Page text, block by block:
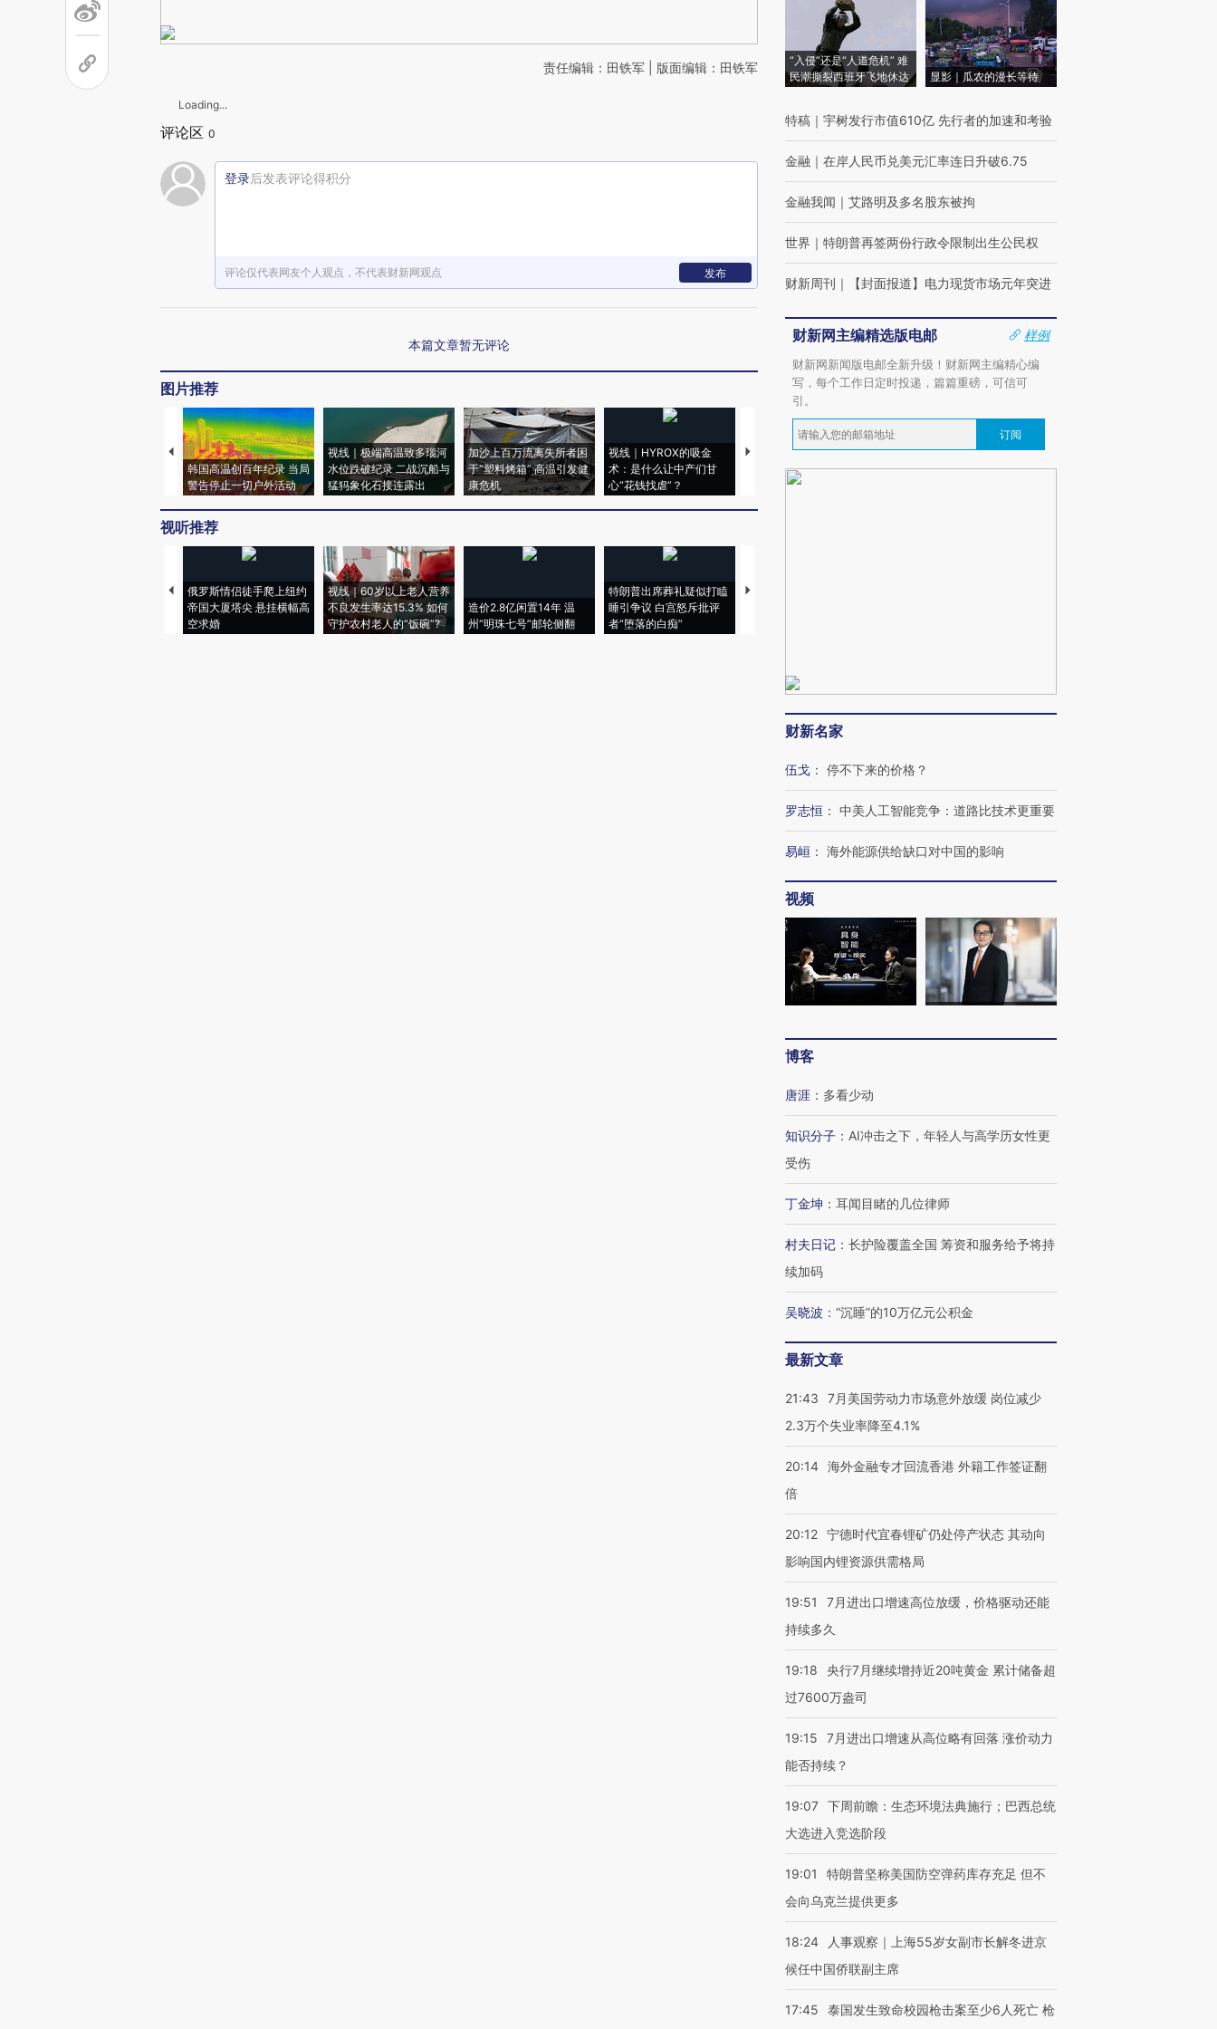
责任编辑：田铁军 | 版面编辑：田铁军
Loading...
评论区 0
登录后发表评论得积分
评论仅代表网友个人观点，不代表财新网观点 发布
本篇文章暂无评论
图片推荐
韩国高温创百年纪录 当局
警告停止一切户外活动
视线｜极端高温致多瑙河
水位跌破纪录 二战沉船与
猛犸象化石接连露出
加沙上百万流离失所者困
于“塑料烤箱” 高温引发健
康危机
视线｜HYROX的吸金
术：是什么让中产们甘
心“花钱找虐”？
马航飞行员跨国走私7万
粒摇头丸 尿检体内含3种
视线｜被称为“蟑螂”的印
度Z世代 用街头抗争将教
视线｜“入侵”还是“人道危
机”？难民潮撕裂西班牙
视听推荐
俄罗斯情侣徒手爬上纽约
帝国大厦塔尖 悬挂横幅高
空求婚
视线｜60岁以上老人营养
不良发生率达15.3% 如何
守护农村老人的“饭碗”?
造价2.8亿闲置14年 温
州“明珠七号”邮轮侧翻
特朗普出席葬礼疑似打瞌
睡引争议 白宫怒斥批评
者“堕落的白痴”
“入侵”还是“人道危机” 难
民潮撕裂西班牙飞地休达
显影｜瓜农的漫长等待
特稿 ｜ 宇树发行市值610亿 先行者的加速和考验
金融 ｜ 在岸人民币兑美元汇率连日升破6.75
金融我闻 ｜ 艾路明及多名股东被拘
世界 ｜ 特朗普再签两份行政令限制出生公民权
财新周刊 ｜ 【封面报道】电力现货市场元年突进
财新网主编精选版电邮
样例
财新网新闻版电邮全新升级！财新网主编精心编
写，每个工作日定时投递，篇篇重磅，可信可
引。
订阅
财新名家
伍戈 ： 停不下来的价格？
罗志恒 ： 中美人工智能竞争：道路比技术更重要
易峘 ： 海外能源供给缺口对中国的影响
视频
博客
唐涯 ： 多看少动
知识分子 ： AI冲击之下，年轻人与高学历女性更
受伤
丁金坤 ： 耳闻目睹的几位律师
村夫日记 ： 长护险覆盖全国 筹资和服务给予将持
续加码
吴晓波 ： “沉睡”的10万亿元公积金
最新文章
21:43
7月美国劳动力市场意外放缓 岗位减少
2.3万个失业率降至4.1%
20:14 海外金融专才回流香港 外籍工作签证翻
倍
20:12 宁德时代宜春锂矿仍处停产状态 其动向
影响国内锂资源供需格局
19:51
7月进出口增速高位放缓，价格驱动还能
持续多久
19:18
央行7月继续增持近20吨黄金 累计储备超
过7600万盎司
19:15
7月进出口增速从高位略有回落 涨价动力
能否持续？
19:07 下周前瞻：生态环境法典施行；巴西总统
大选进入竞选阶段
19:01
特朗普坚称美国防空弹药库存充足 但不
会向乌克兰提供更多
18:24
人事观察｜上海55岁女副市长解冬进京
候任中国侨联副主席
17:45 泰国发生致命校园枪击案至少6人死亡 枪